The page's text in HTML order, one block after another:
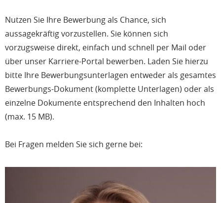
Nutzen Sie Ihre Bewerbung als Chance, sich
aussagekräftig vorzustellen. Sie können sich
vorzugsweise direkt, einfach und schnell per Mail oder
über unser Karriere-Portal bewerben. Laden Sie hierzu
bitte Ihre Bewerbungsunterlagen entweder als gesamtes
Bewerbungs-Dokument (komplette Unterlagen) oder als
einzelne Dokumente entsprechend den Inhalten hoch
(max. 15 MB).
Bei Fragen melden Sie sich gerne bei: